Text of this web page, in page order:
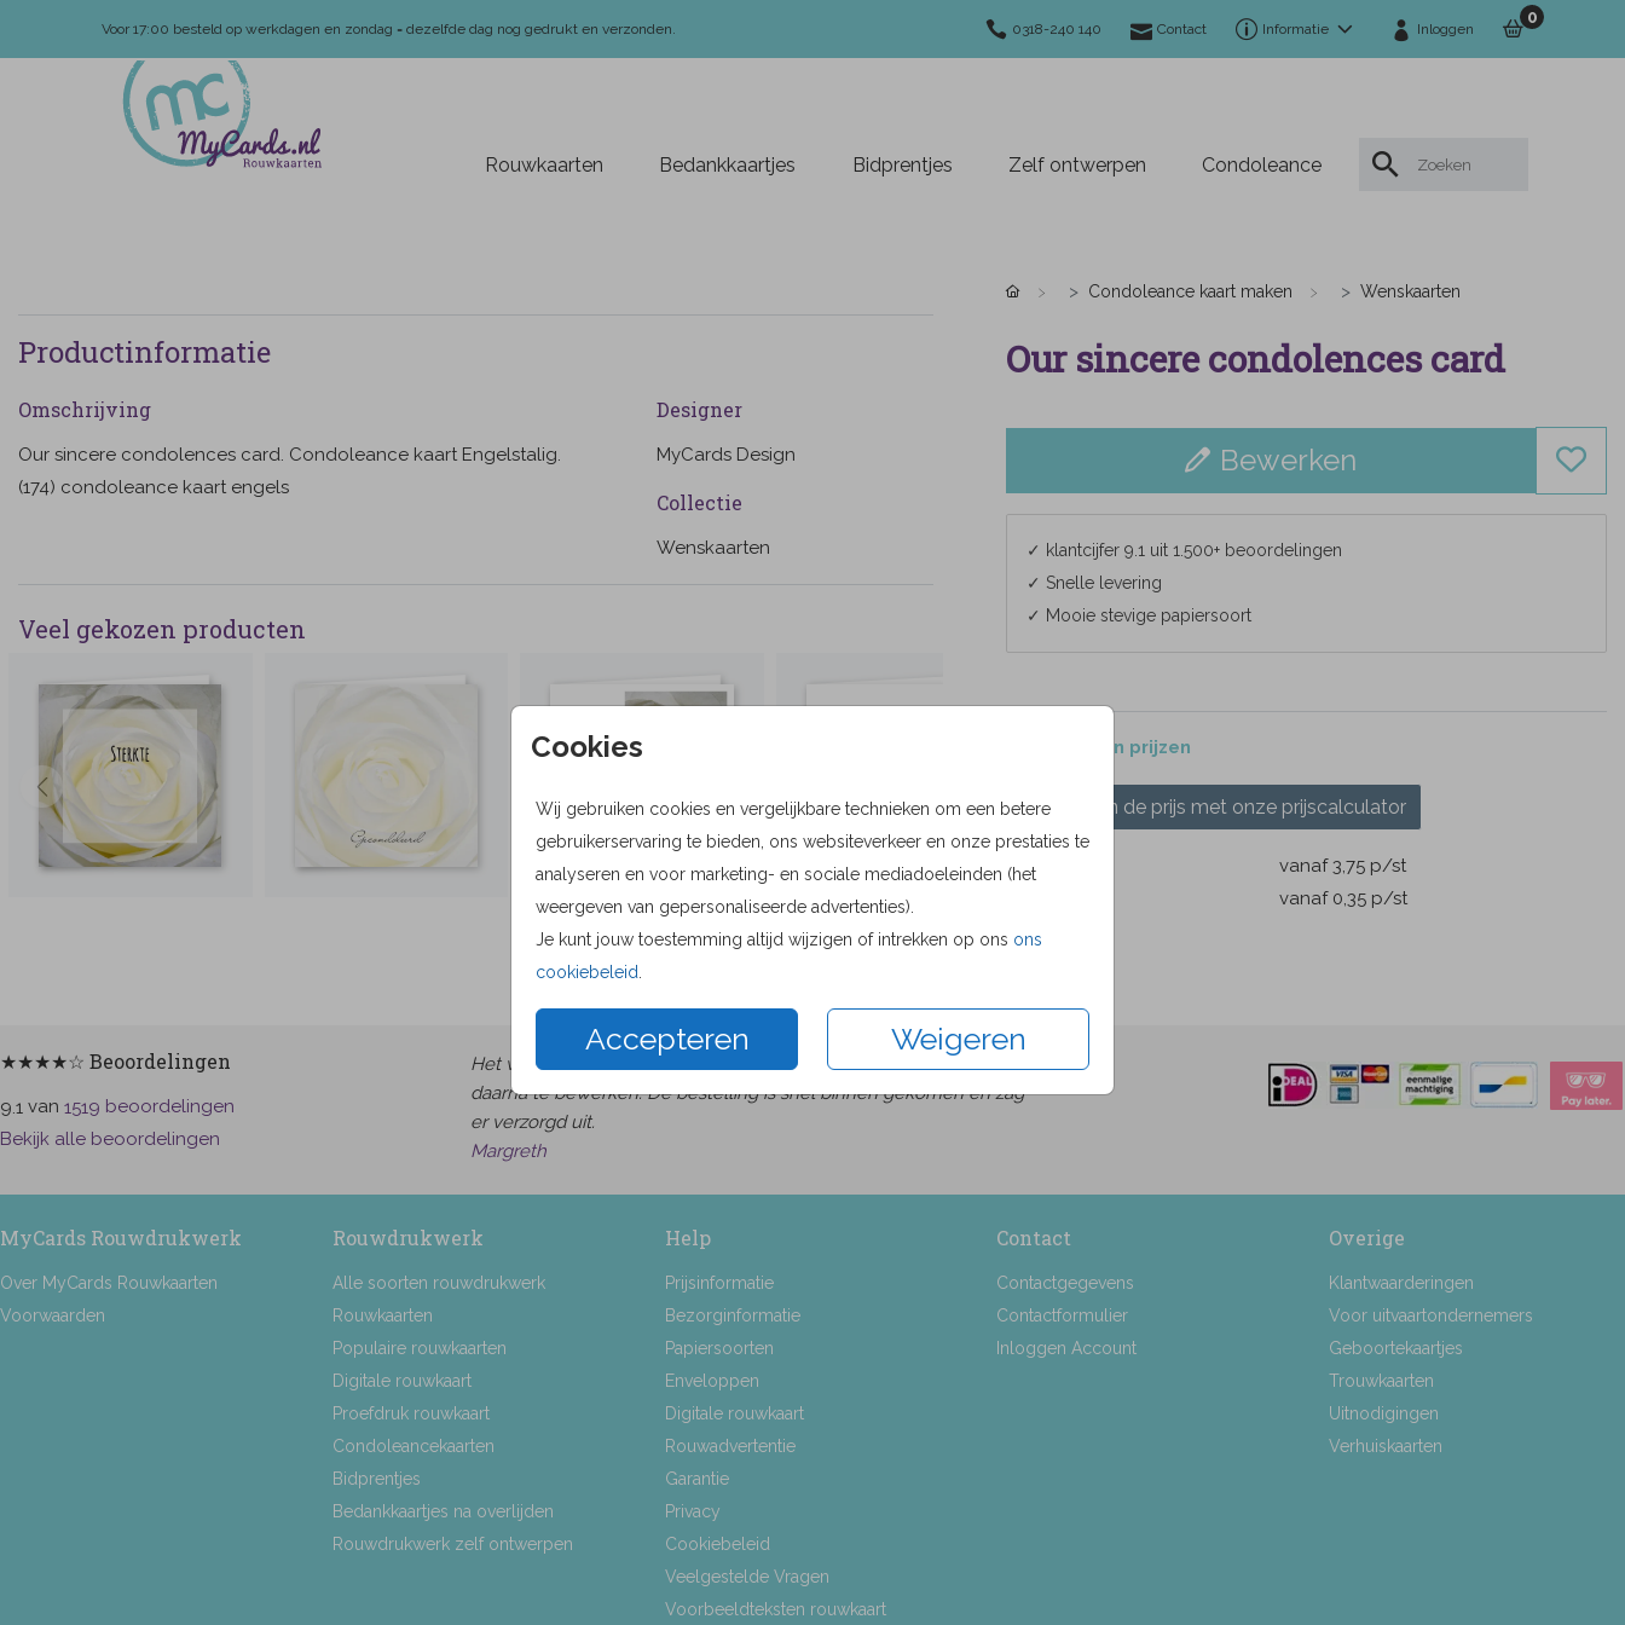
Voor 17:00 besteld op werkdagen en zondag = dezelfde dag nog gedrukt en verzonden. 0318-240 140 Contact Informatie Inloggen
0
Rouwkaarten Bedankkaartjes Bidprentjes Zelf ontwerpen Condoleance
Cookies
Wij gebruiken cookies en vergelijkbare technieken om een betere
gebruikerservaring te bieden, ons websiteverkeer en onze prestaties te
analyseren en voor marketing- en sociale mediadoeleinden (het
weergeven van gepersonaliseerde advertenties).
Je kunt jouw toestemming altijd wijzigen of intrekken op ons ons
cookiebeleid
Accepteren Weigeren
Productinformatie
Omschrijving
Our sincere condolences card. Condoleance kaart Engelstalig.
(174) condoleance kaart engels
Designer
MyCards Design
Collectie
Wenskaarten
Veel gekozen producten
Condoleance kaart maken Wenskaarten
Our sincere condolences card
Bewerken
✓ klantcijfer 9.1 uit 1.500+ beoordelingen
✓ Snelle levering
✓ Mooie stevige papiersoort
Formaten en prijzen
Bereken de prijs met onze prijscalculator
15 × 15 cm vanaf 3,75 p/st
vanaf 0,35 p/st
★★★★☆ Beoordelingen
9.1 van 1519 beoordelingen
Bekijk alle beoordelingen
Het was heel makkelijk om een kaart naar wens uit te zoeken en
daarna te bewerken. De bestelling is snel binnen gekomen en zag
er verzorgd uit.
Margreth
MyCards Rouwdrukwerk
Over MyCards Rouwkaarten
Voorwaarden
Rouwdrukwerk
Alle soorten rouwdrukwerk
Rouwkaarten
Populaire rouwkaarten
Digitale rouwkaart
Proefdruk rouwkaart
Condoleancekaarten
Bidprentjes
Bedankkaartjes na overlijden
Rouwdrukwerk zelf ontwerpen
Help
Prijsinformatie
Bezorginformatie
Papiersoorten
Enveloppen
Digitale rouwkaart
Rouwadvertentie
Garantie
Privacy
Cookiebeleid
Veelgestelde Vragen
Voorbeeldteksten rouwkaart
Contact
Contactgegevens
Contactformulier
Inloggen Account
Overige
Klantwaarderingen
Voor uitvaartondernemers
Geboortekaartjes
Trouwkaarten
Uitnodigingen
Verhuiskaarten